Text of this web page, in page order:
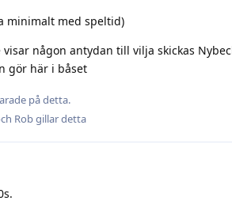
minimalt med speltid)
någon antydan till vilja skickas
gör här i båset
på detta.
Robgillar detta